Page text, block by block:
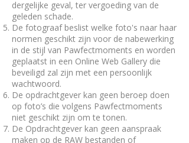
dergelijke geval, ter vergoeding van de
geleden schade.
De fotograaf beslist welke foto's naar haar
normen geschikt zijn voor de nabewerking
in de stijl van Pawfectmoments en worden
geplaatst in een Online Web Gallery die
beveiligd zal zijn met een persoonlijk
wachtwoord.
De opdrachtgever kan geen beroep doen
op foto’s die volgens Pawfectmoments
niet geschikt zijn om te tonen.
De Opdrachtgever kan geen aanspraak
maken op de RAW bestanden of